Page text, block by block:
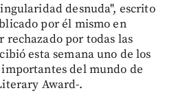
desnuda", escrito
por él mismo en
rechazado por todas las
esta semana uno de los
del mundo de
Award-.